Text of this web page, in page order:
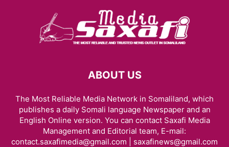
ABOUT US
The Most Reliable Media Network in Somaliland, which
publishes a daily Somali language Newspaper and an
English Online version. You can contact Saxafi Media
Management and Editorial team, E-mail:
contact.saxafimedia@gmail.com | saxafinews@gmail.com